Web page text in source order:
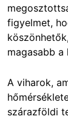
figyelmet,
magasabb a
A viharok,
szárazföldi